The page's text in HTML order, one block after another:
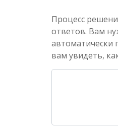
Процесс
ответов. Вам
автоматически
вам увидеть,